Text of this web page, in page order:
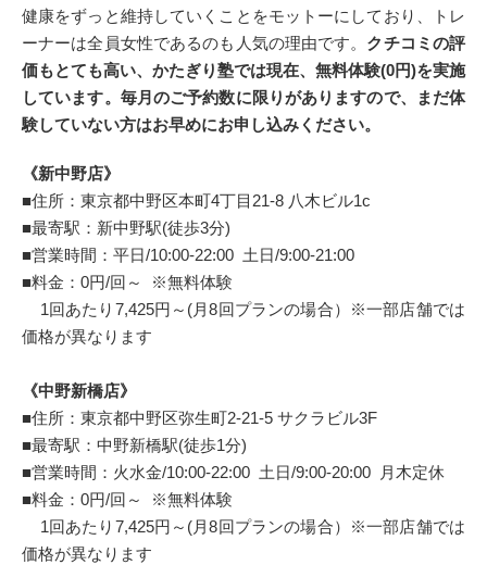
健康をずっと維持していくことをモットーにしており、トレ
ーナーは全員女性であるのも人気の理由です。 クチコミの評
価もとても高い、かたぎり塾では現在、無料体験(0円)を実施
しています。毎月のご予約数に限りがありますので、まだ体
験していない方はお早めにお申し込みください。
《新中野店》
■住所：東京都中野区本町4丁目21-8 八木ビル1c
■最寄駅：新中野駅(徒歩3分)
■営業時間：平日/10:00-22:00 土日/9:00-21:00
■料金：0円/回～ ※無料体験
1回あたり7,425円～(月8回プランの場合）※一部店舗では
価格が異なります
《中野新橋店》
■住所：東京都中野区弥生町2-21-5 サクラビル3F
■最寄駅：中野新橋駅(徒歩1分)
■営業時間：火水金/10:00-22:00 土日/9:00-20:00 月木定休
■料金：0円/回～ ※無料体験
1回あたり7,425円～(月8回プランの場合）※一部店舗では
価格が異なります